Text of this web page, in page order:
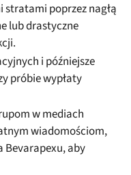
poprzez nagłą
lub drastyczne
i późniejsze
próbie wypłaty
w mediach
wiadomościom,
aby